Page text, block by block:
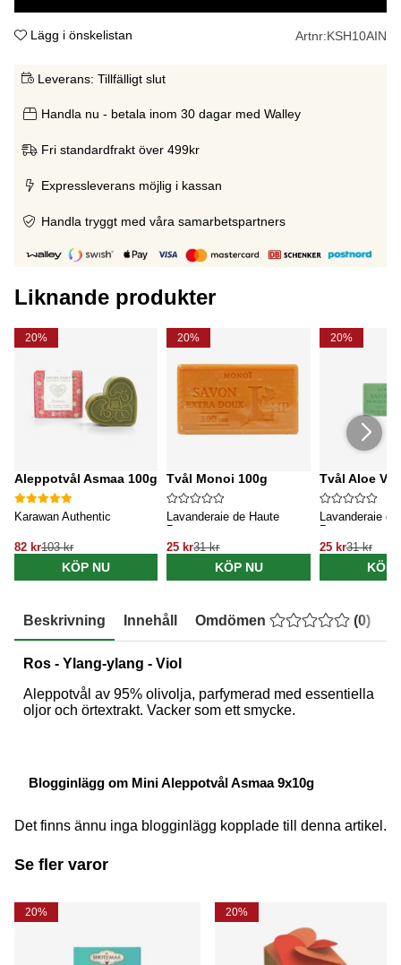
Lägg i önskelistan Artnr:KSH10AIN
Leverans: Tillfälligt slut
Handla nu - betala inom 30 dagar med Walley
Fri standardfrakt över 499kr
Expressleverans möjlig i kassan
Handla tryggt med våra samarbetspartners
Liknande produkter
20%
Aleppotvål Asmaa 100g
Karawan Authentic
82 kr103 kr
KÖP NU
20%
Tvål Monoi 100g
Lavanderaie de Haute
Provence
25 kr31 kr
KÖP NU
20%
Tvål Aloe
Lavanderaie
Provence
25 kr31 kr
KÖP
Beskrivning Innehåll Omdömen (0)
Ros - Ylang-ylang - Viol
Aleppotvål av 95% olivolja, parfymerad med essentiella
oljor och örtextrakt. Vacker som ett smycke.
Blogginlägg om Mini Aleppotvål Asmaa 9x10g
Det finns ännu inga blogginlägg kopplade till denna artikel.
Se fler varor
20% 20%